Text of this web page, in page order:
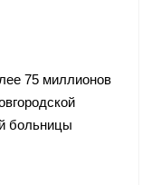
75 миллионов
больницы